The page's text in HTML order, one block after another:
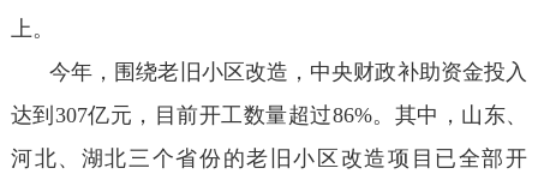
上。
今年，围绕老旧小区改造，中央财政补助资金投入
达到307亿元，目前开工数量超过86%。其中，山东、
河北、湖北三个省份的老旧小区改造项目已全部开